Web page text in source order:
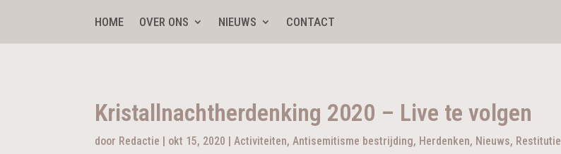
HOME OVER ONS NIEUWS CONTACT
Kristallnachtherdenking 2020 – Live te volgen
door Redactie | okt 15, 2020 |Activiteiten,Antisemitisme bestrijding, Herdenken, Nieuws, Restitutie